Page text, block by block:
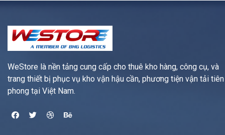
WeStore là nền tảng cung cấp cho thuê kho hàng, công cụ, và
trang thiết bị phục vụ kho vận hậu cần, phương tiện vận tải tiên
phong tại Việt Nam.